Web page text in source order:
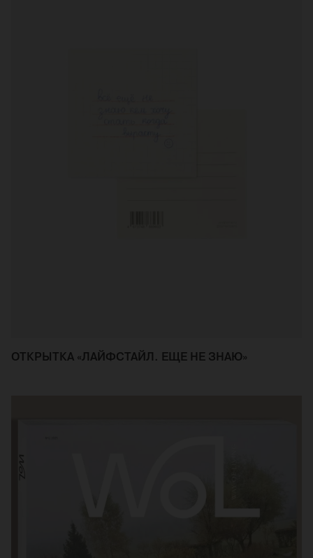
ОТКРЫТКА «ЛАЙФСТАЙЛ. ЕЩЕ НЕ ЗНАЮ»